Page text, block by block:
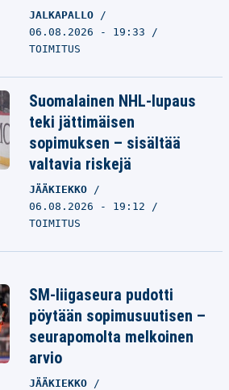
JALKAPALLO
06.08.2026 - 19:33
TOIMITUS
Suomalainen NHL-lupaus
teki jättimäisen
sopimuksen – sisältää
valtavia riskejä
JÄÄKIEKKO
06.08.2026 - 19:12
TOIMITUS
SM-liigaseura pudotti
pöytään sopimusuutisen –
seurapomolta melkoinen
arvio
JÄÄKIEKKO